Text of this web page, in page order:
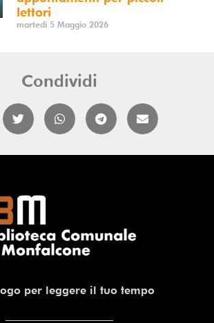
lettori
martedì 5 Maggio 2026
Condividi
per leggere il tuo tempo